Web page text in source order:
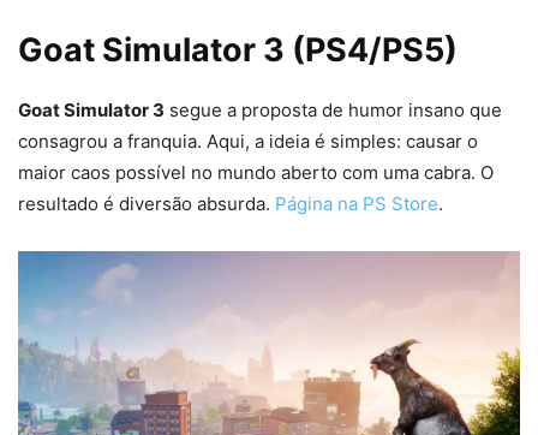
Goat Simulator 3 (PS4/PS5)
Goat Simulator 3 segue a proposta de humor insano que
consagrou a franquia. Aqui, a ideia é simples: causar o
maior caos possível no mundo aberto com uma cabra. O
resultado é diversão absurda. Página na PS Store.